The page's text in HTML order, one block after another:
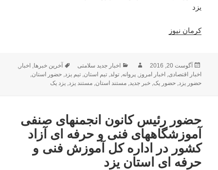
یزد
کرمان نیوز
ارسال
شده
در
آگوست 20, 2016 نویسندهدسته‌ها
اخبار جدید سلامتی برچسب‌ها
آخرین خبرها, اخبار,
اخبار اقتصادی, اخبار امروز,پروانه,تولد,تیم استان,تیم یزد,حضور استان,
حضور یزد,حضور یک,خبر جدید,مستند استان,مستند یزد,یزد یک
حضور رئیس کانون انجمنهای صنفی
آموزشگاههای فنی و حرفه ای آزاد
کشور در اداره کل آموزش فنی و
حرفه ای استان یزد